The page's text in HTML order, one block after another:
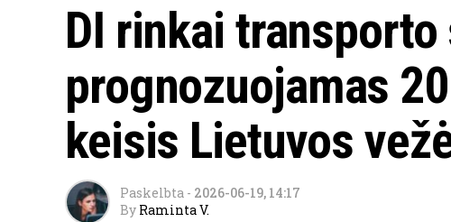
DI rinkai
prognozuojamas
keisis Lietuvos
Paskelbta - 2026-06-19, 14:17
By Raminta V.